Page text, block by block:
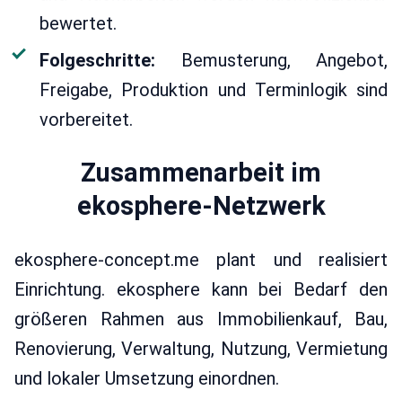
bewertet.
Folgeschritte: Bemusterung, Angebot,
Freigabe, Produktion und Terminlogik sind
vorbereitet.
Zusammenarbeit im
ekosphere-Netzwerk
ekosphere-concept.me plant und realisiert
Einrichtung. ekosphere kann bei Bedarf den
größeren Rahmen aus Immobilienkauf, Bau,
Renovierung, Verwaltung, Nutzung, Vermietung
und lokaler Umsetzung einordnen.